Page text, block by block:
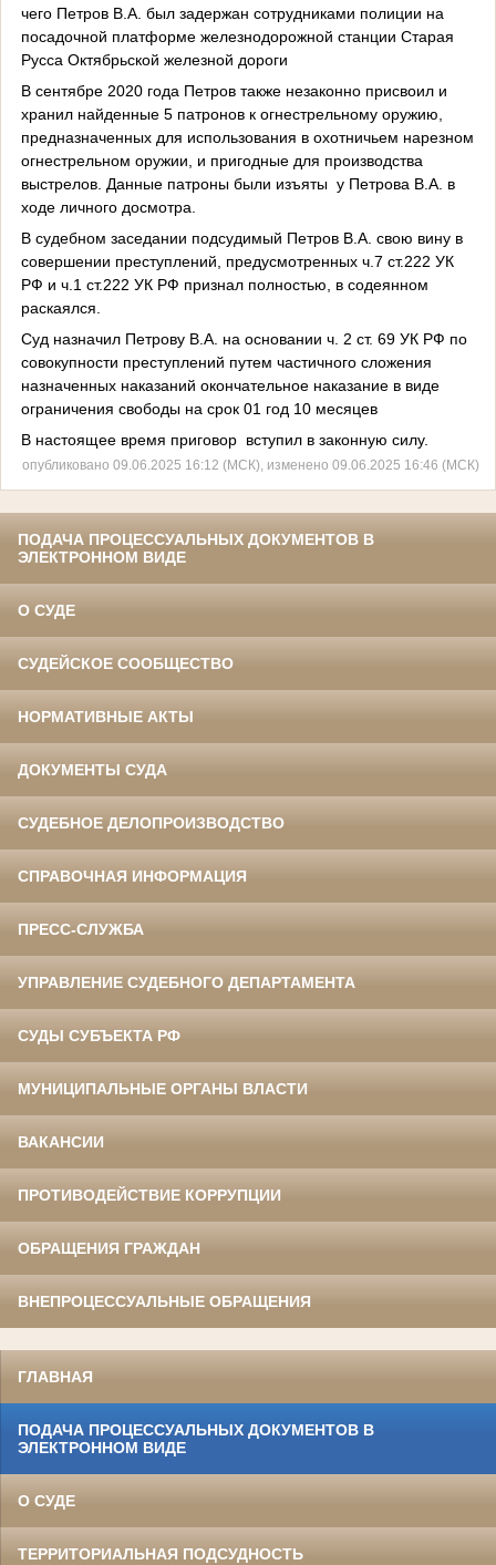
чего Петров В.А. был задержан сотрудниками полиции на
посадочной платформе железнодорожной станции Старая
Русса Октябрьской железной дороги
В сентябре 2020 года Петров также незаконно присвоил и
хранил найденные 5 патронов к огнестрельному оружию,
предназначенных для использования в охотничьем нарезном
огнестрельном оружии, и пригодные для производства
выстрелов. Данные патроны были изъяты у Петрова В.А. в
ходе личного досмотра.
В судебном заседании подсудимый Петров В.А. свою вину в
совершении преступлений, предусмотренных ч.7 ст.222 УК
РФ и ч.1 ст.222 УК РФ признал полностью, в содеянном
раскаялся.
Суд назначил Петрову В.А. на основании ч. 2 ст. 69 УК РФ по
совокупности преступлений путем частичного сложения
назначенных наказаний окончательное наказание в виде
ограничения свободы на срок 01 год 10 месяцев
В настоящее время приговор вступил в законную силу.
опубликовано 09.06.2025 16:12 (МСК), изменено 09.06.2025 16:46 (МСК)
ПОДАЧА ПРОЦЕССУАЛЬНЫХ ДОКУМЕНТОВ В
ЭЛЕКТРОННОМ ВИДЕ
О СУДЕ
СУДЕЙСКОЕ СООБЩЕСТВО
НОРМАТИВНЫЕ АКТЫ
ДОКУМЕНТЫ СУДА
СУДЕБНОЕ ДЕЛОПРОИЗВОДСТВО
СПРАВОЧНАЯ ИНФОРМАЦИЯ
ПРЕСС-СЛУЖБА
УПРАВЛЕНИЕ СУДЕБНОГО ДЕПАРТАМЕНТА
СУДЫ СУБЪЕКТА РФ
МУНИЦИПАЛЬНЫЕ ОРГАНЫ ВЛАСТИ
ВАКАНСИИ
ПРОТИВОДЕЙСТВИЕ КОРРУПЦИИ
ОБРАЩЕНИЯ ГРАЖДАН
ВНЕПРОЦЕССУАЛЬНЫЕ ОБРАЩЕНИЯ
ГЛАВНАЯ
ПОДАЧА ПРОЦЕССУАЛЬНЫХ ДОКУМЕНТОВ В
ЭЛЕКТРОННОМ ВИДЕ
О СУДЕ
ТЕРРИТОРИАЛЬНАЯ ПОДСУДНОСТЬ